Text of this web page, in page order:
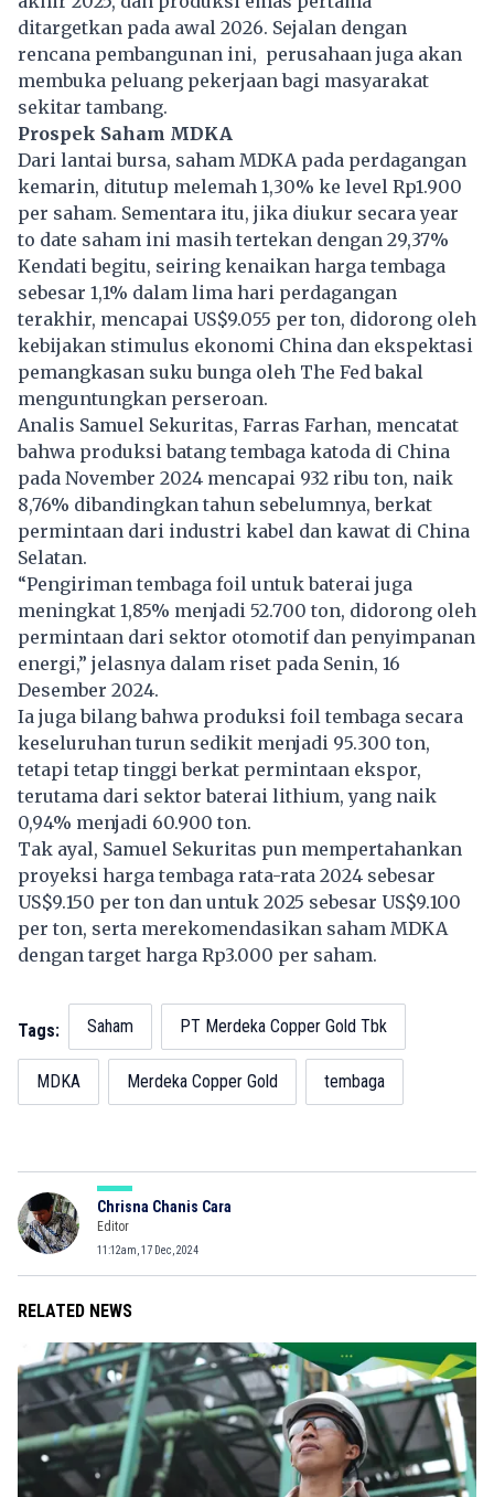
ditargetkan pada awal 2026. Sejalan dengan
rencana pembangunan ini, perusahaan juga akan
membuka peluang pekerjaan bagi masyarakat
sekitar tambang.
Prospek Saham MDKA
Dari lantai bursa, saham MDKA pada perdagangan
kemarin, ditutup melemah 1,30% ke level Rp1.900
per saham. Sementara itu, jika diukur secara year
to date saham ini masih tertekan dengan 29,37%
Kendati begitu, seiring kenaikan harga tembaga
sebesar 1,1% dalam lima hari perdagangan
terakhir, mencapai US$9.055 per ton, didorong oleh
kebijakan stimulus ekonomi China dan ekspektasi
pemangkasan suku bunga oleh The Fed bakal
menguntungkan perseroan.
Analis Samuel Sekuritas, Farras Farhan, mencatat
bahwa produksi batang tembaga katoda di China
pada November 2024 mencapai 932 ribu ton, naik
8,76% dibandingkan tahun sebelumnya, berkat
permintaan dari industri kabel dan kawat di China
Selatan.
“Pengiriman tembaga foil untuk baterai juga
meningkat 1,85% menjadi 52.700 ton, didorong oleh
permintaan dari sektor otomotif dan penyimpanan
energi,” jelasnya dalam riset pada Senin, 16
Desember 2024.
Ia juga bilang bahwa produksi foil tembaga secara
keseluruhan turun sedikit menjadi 95.300 ton,
tetapi tetap tinggi berkat permintaan ekspor,
terutama dari sektor baterai lithium, yang naik
0,94% menjadi 60.900 ton.
Tak ayal, Samuel Sekuritas pun mempertahankan
proyeksi harga tembaga rata-rata 2024 sebesar
US$9.150 per ton dan untuk 2025 sebesar US$9.100
per ton, serta merekomendasikan saham MDKA
dengan target harga Rp3.000 per saham.
Tags: Saham PT Merdeka Copper Gold Tbk
MDKA Merdeka Copper Gold tembaga
Chrisna Chanis Cara
Editor
11:12am, 17 Dec, 2024
RELATED NEWS